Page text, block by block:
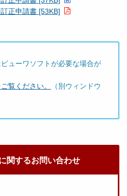
正申請書 [53KB]
ューワソフトが必要な場合が
覧ください。
（別ウィンドウ
関するお問い合わせ